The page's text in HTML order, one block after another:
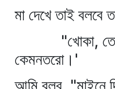
মা দেখে তাই বলবে
"খোকা,
কেমনতরো।'